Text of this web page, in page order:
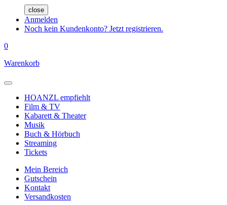
close
Anmelden
Noch kein Kundenkonto? Jetzt registrieren.
0
Warenkorb
HOANZL empfiehlt
Film & TV
Kabarett & Theater
Musik
Buch & Hörbuch
Streaming
Tickets
Mein Bereich
Gutschein
Kontakt
Versandkosten